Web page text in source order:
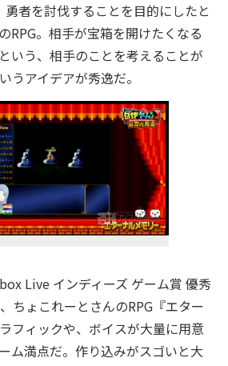
勇者を討伐することを目的にしたと
RPG。相手が宝箱を開けたくなる
いう、相手のことを考えることが
うアイデアが秀逸だ。
Live インディーズ ゲーム賞 優秀
ちょこれーとさんのRPG『エター
フィックや、ボイスが大量に用意
ム満点だ。作り込みがスゴいと大